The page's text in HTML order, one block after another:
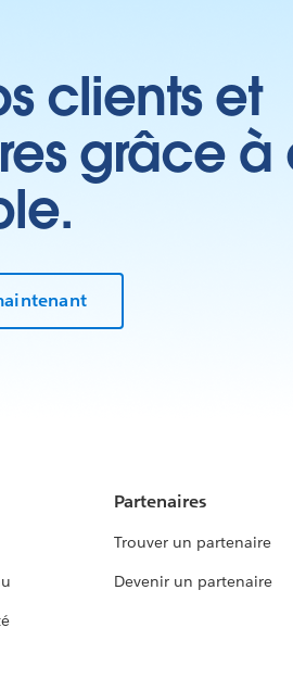
clients et
grâce à
Partenaires
Trouver un partenaire
Devenir un partenaire